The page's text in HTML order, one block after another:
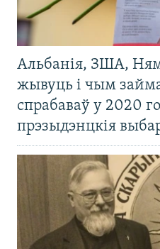
Альбанія, ЗША,
жывуць і чым
спрабаваў у 2020
прэзыдэнцкія